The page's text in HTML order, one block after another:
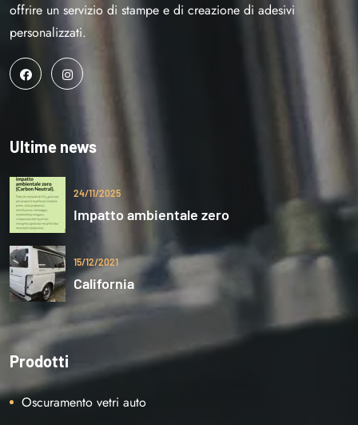
offrire un servizio di stampe e di creazione di adesivi
personalizzati.
Ultime news
24/11/2025
Impatto ambientale zero
15/12/2021
California
Prodotti
Oscuramento vetri auto